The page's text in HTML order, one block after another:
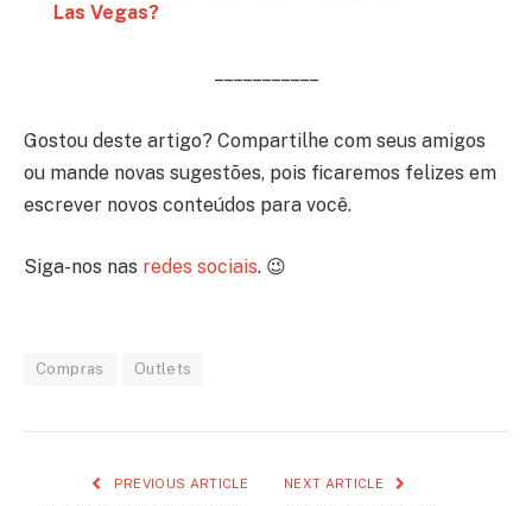
Las Vegas?
– – – – – – – – – – –
Gostou deste artigo? Compartilhe com seus amigos
ou mande novas sugestões, pois ficaremos felizes em
escrever novos conteúdos para você.
Siga-nos nas redes sociais. 😉
Compras Outlets
PREVIOUS ARTICLE NEXT ARTICLE